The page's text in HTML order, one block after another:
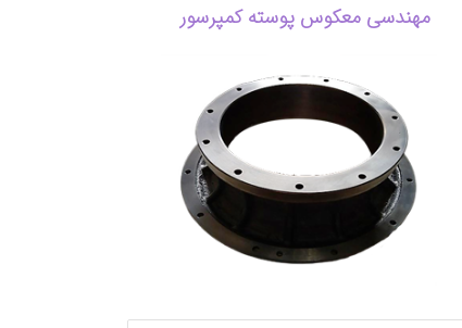
مهندسی معکوس پوسته کمپرسور